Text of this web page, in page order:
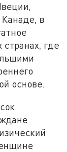
в
где
основе.